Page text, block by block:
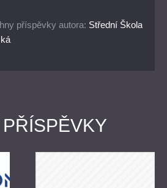
příspěvky autora: Střední Škola